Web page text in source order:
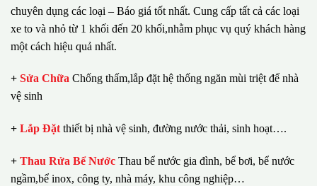
chuyên dụng các loại – Báo giá tốt nhất. Cung cấp tất cả các loại
xe to và nhỏ từ 1 khối đến 20 khối,nhằm phục vụ quý khách hàng
một cách hiệu quả nhất.
+ Sửa Chữa Chống thấm,lắp đặt hệ thống ngăn mùi triệt để nhà
vệ sinh
+ Lắp Đặt thiết bị nhà vệ sinh, đường nước thải, sinh hoạt….
+ Thau Rửa Bể Nước Thau bể nước gia đình, bể bơi, bể nước
ngầm,bể inox, công ty, nhà máy, khu công nghiệp…